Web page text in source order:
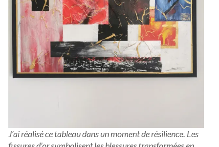
J’ai réalisé ce tableau dans un moment de résilience. Les